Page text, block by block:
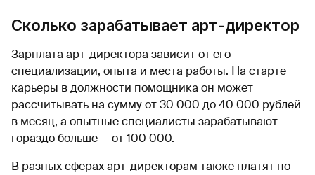
Сколько зарабатывает арт-директор
Зарплата арт-директора зависит от его
специализации, опыта и места работы. На старте
карьеры в должности помощника он может
рассчитывать на сумму от 30 000 до 40 000 рублей
в месяц, а опытные специалисты зарабатывают
гораздо больше — от 100 000.
В разных сферах арт-директорам также платят по-